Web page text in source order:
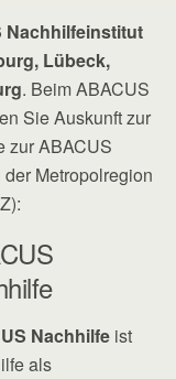
Nachhilfeinstitut
Lübeck,
. Beim ABACUS
Sie Auskunft zur
zur ABACUS
Metropolregion
Nachhilfe ist
als